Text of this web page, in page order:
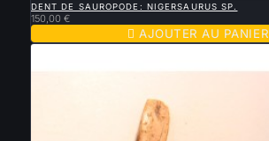
DENT DE SAUROPODE: NIGERSAURUS SP.
150,00 €
 AJOUTER AU PANIER